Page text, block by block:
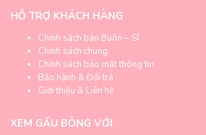
HỖ TRỢ KHÁCH HÀNG
Chính sách bán Buôn – Sỉ
Chính sách chung
Chính sách bảo mật thông tin
Bảo hành & Đổi trả
Giới thiệu & Liên hệ
XEM GẤU BÔNG VỚI